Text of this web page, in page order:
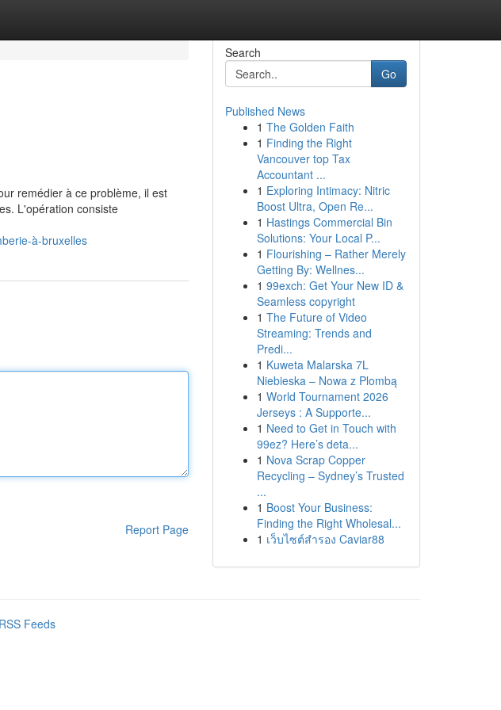
remédier à ce problème, il est
L'opération consiste
à-bruxelles
Report Page
Search
Go
Published News
1 The Golden Faith
1 Finding the Right
Vancouver top Tax
Accountant ...
1 Exploring Intimacy: Nitric
Boost Ultra, Open Re...
1 Hastings Commercial Bin
Solutions: Your Local P...
1 Flourishing – Rather Merely
Getting By: Wellnes...
1 99exch: Get Your New ID &
Seamless copyright
1 The Future of Video
Streaming: Trends and
Predi...
1 Kuweta Malarska 7L
Niebieska – Nowa z Plombą
1 World Tournament 2026
Jerseys : A Supporte...
1 Need to Get in Touch with
99ez? Here’s deta...
1 Nova Scrap Copper
Recycling – Sydney’s Trusted
...
1 Boost Your Business:
Finding the Right Wholesal...
1 เว็บไซต์สำรอง Caviar88
Feeds